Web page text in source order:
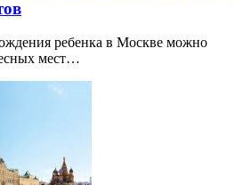
ребенка в Москве можно
мест…